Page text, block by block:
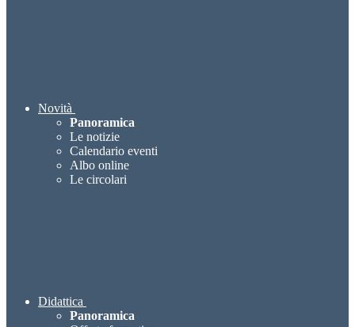
Novità
Panoramica
Le notizie
Calendario eventi
Albo online
Le circolari
Didattica
Panoramica